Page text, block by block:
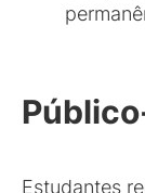
Estudantes